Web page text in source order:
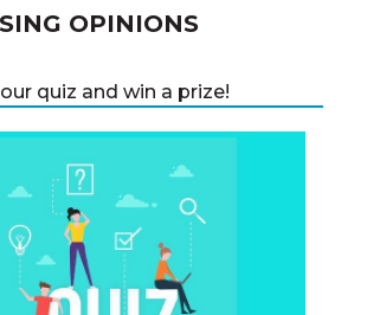
OPINIONS
quiz and win a prize!